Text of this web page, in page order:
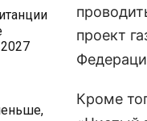
проект
Кроме